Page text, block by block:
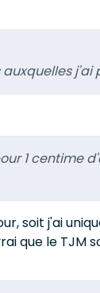
j'ai
1 centime
soit j'ai
que le TJM